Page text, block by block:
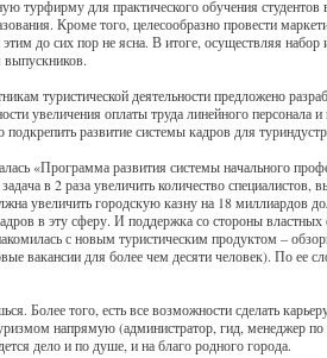
турфирму для практического обучения
Кроме того, целесообразно провести
до сих пор не ясна. В итоге, осуществляя набор
выпускников.
туристической деятельности предложено
увеличения оплаты труда линейного персонала
развитие системы кадров для
«Программа развития системы начального
в 2 раза увеличить количество
увеличить городскую казну на 18 миллиардов
в эту сферу. И поддержка со стороны властных
с новым туристическим продуктом –
вакансии для более чем десяти человек). По ее
Более того, есть все возможности сделать
напрямую (администратор, гид, менеджер
дело и по душе, и на благо родного города.